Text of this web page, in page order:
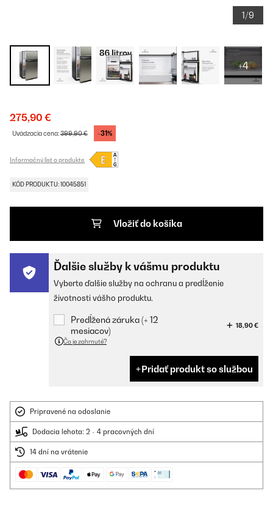
1/9
+4
275,90 €
Uvádzacia cena:399,90 € -31%
Informačný list o produkte
KÓD PRODUKTU: 10045851
Vložiť do košíka
Ďalšie služby k vášmu produktu
Vyberte ďalšie služby na ochranu a predĺženie
životnosti vášho produktu.
Predĺžená záruka (+ 12
mesiacov)
18,90 €
Čo je zahrnuté?
Pridať produkt so službou
Pripravené na odoslanie
Dodacia lehota: 2 - 4 pracovných dní
14 dní na vrátenie